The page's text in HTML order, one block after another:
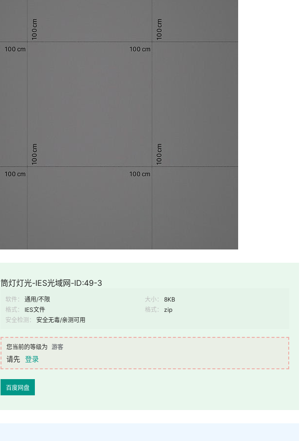
筒灯灯光-IES光域网-ID:49-3
软件： 通用/不限 大小：
8KB
格式：
IES文件 格式：
zip
安全检测：
安全无毒/亲测可用
您当前的等级为 游客
请先 登录
百度网盘